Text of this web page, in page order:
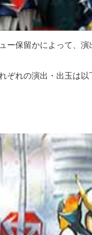
ー保留かによって、演
れの演出・出玉は以